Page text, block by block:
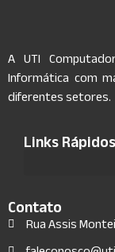
A UTI
Informática com
diferentes setores.
Links Rápidos
Contato
Rua Assis